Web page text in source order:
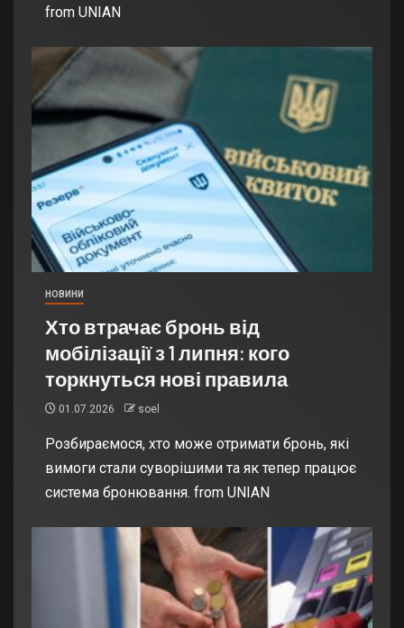
from UNIAN
НОВИНИ
Хто втрачає бронь від
мобілізації з 1 липня: кого
торкнуться нові правила
01.07.2026 soel
Розбираємося, хто може отримати бронь, які
вимоги стали суворішими та як тепер працює
система бронювання. from UNIAN